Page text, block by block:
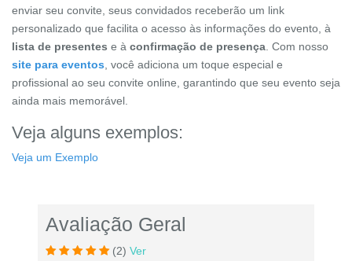
enviar seu convite, seus convidados receberão um link
personalizado que facilita o acesso às informações do evento, à
lista de presentes e à confirmação de presença . Com nosso
site para eventos , você adiciona um toque especial e
profissional ao seu convite online, garantindo que seu evento seja
ainda mais memorável.
Veja alguns exemplos:
Veja um Exemplo
Avaliação Geral
(2) Ver